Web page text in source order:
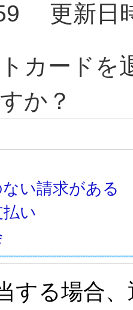
更新日
カードを
か？
い請求がある
い
する場合